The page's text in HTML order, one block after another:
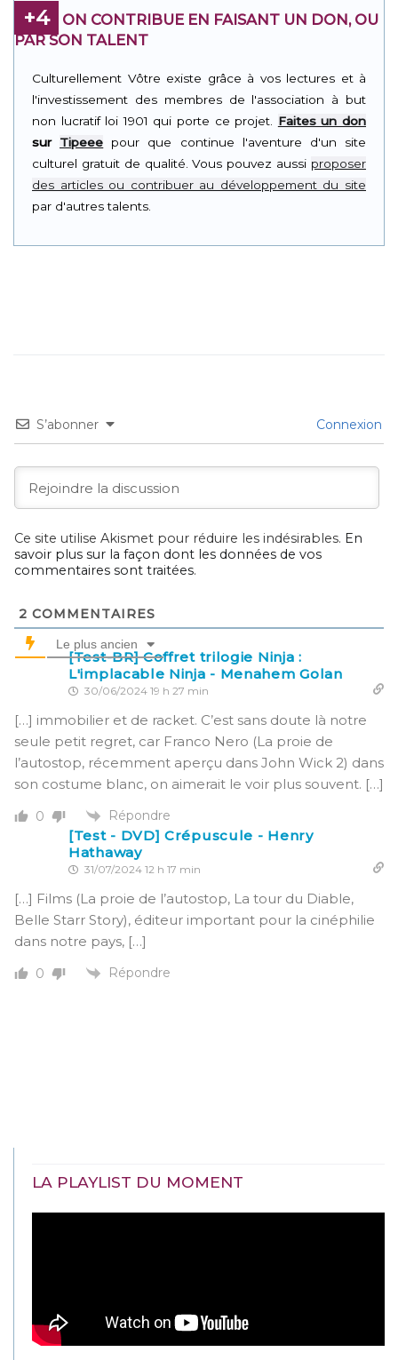
+4
ON CONTRIBUE EN FAISANT UN DON, OU
PAR SON TALENT
Culturellement Vôtre existe grâce à vos lectures et à
l'investissement des membres de l'association à but
non lucratif loi 1901 qui porte ce projet. Faites un don
sur Tipeee pour que continue l'aventure d'un site
culturel gratuit de qualité. Vous pouvez aussi proposer
des articles ou contribuer au développement du site
par d'autres talents.
S’abonner Connexion
Ce site utilise Akismet pour réduire les indésirables. En
savoir plus sur la façon dont les données de vos
commentaires sont traitées.
2 COMMENTAIRES
Le plus ancien
[Test-BR] Coffret trilogie Ninja :
L'implacable Ninja - Menahem Golan
30/06/2024 19 h 27 min
[…] immobilier et de racket. C’est sans doute là notre
seule petit regret, car Franco Nero (La proie de
l’autostop, récemment aperçu dans John Wick 2) dans
son costume blanc, on aimerait le voir plus souvent. […]
0 Répondre
[Test - DVD] Crépuscule - Henry
Hathaway
31/07/2024 12 h 17 min
[…] Films (La proie de l’autostop, La tour du Diable,
Belle Starr Story), éditeur important pour la cinéphilie
dans notre pays, […]
0 Répondre
LA PLAYLIST DU MOMENT